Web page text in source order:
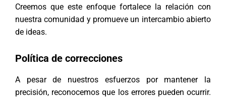
Creemos que este enfoque fortalece la relación con
nuestra comunidad y promueve un intercambio abierto
de ideas.
Política de correcciones
A pesar de nuestros esfuerzos por mantener la
precisión, reconocemos que los errores pueden ocurrir.